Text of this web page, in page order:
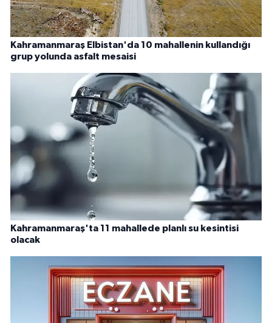
Kahramanmaraş Elbistan'da 10 mahallenin kullandığı
grup yolunda asfalt mesaisi
Kahramanmaraş'ta 11 mahallede planlı su kesintisi
olacak